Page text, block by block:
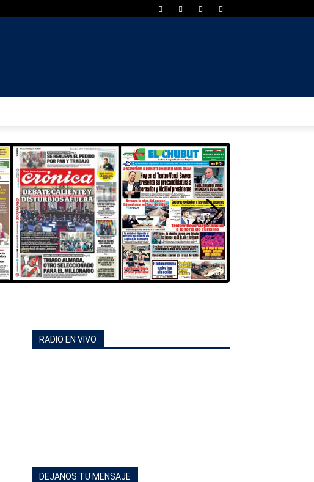
RADIO EN VIVO
DEJANOS TU MENSAJE